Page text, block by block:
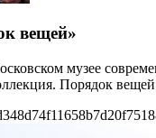
вещей»
музее
Порядок